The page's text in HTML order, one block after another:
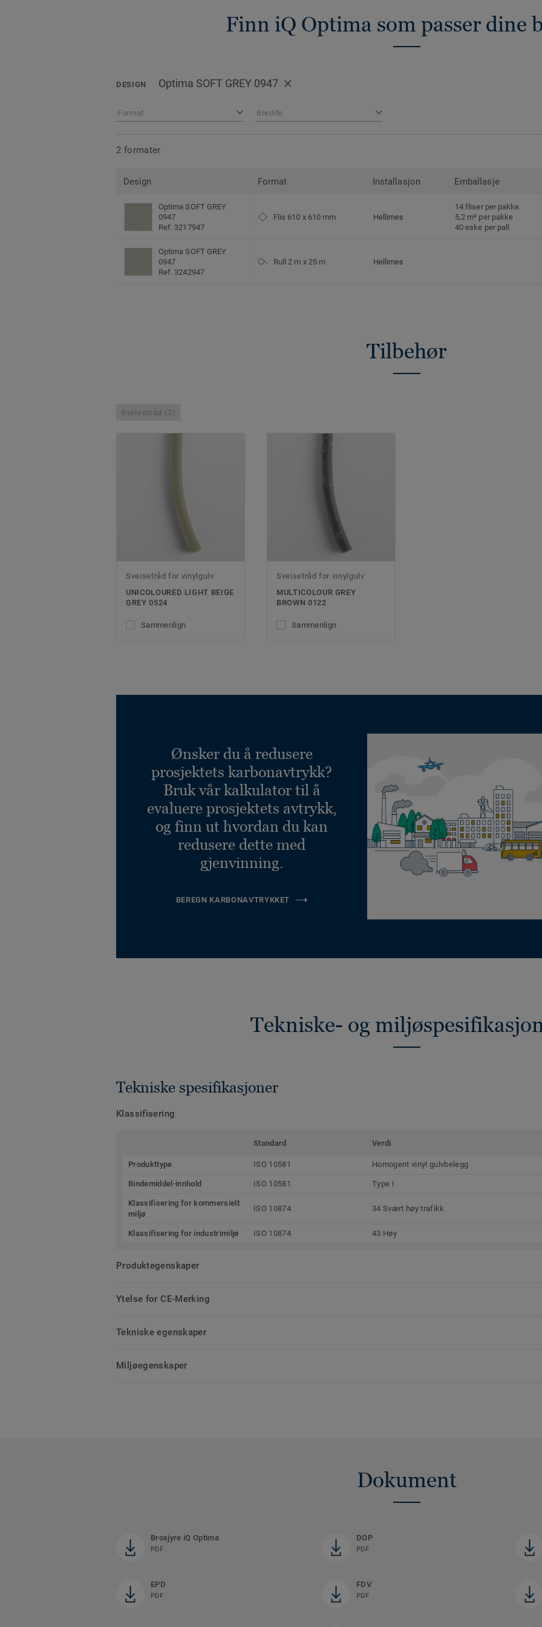
Finn iQ Optima som passer dine
DESIGN Optima SOFT GREY 0947
Format Bredde
2 formater
Design Format Installasjon Emballasje
Optima SOFT GREY
0947
Ref. 3217947
Flis 610 x 610 mm Hellimes
14 fliser per pakke
5,2 m² per pakke
40 eske per pall
Optima SOFT GREY
0947
Ref. 3242947
Rull 2 m x 25 m Hellimes
Tilbehør
Sveisetråd (2)
Sveisetråd for vinylgulv
UNICOLOURED LIGHT BEIGE
GREY 0524
Sammenlign
Sveisetråd for vinylgulv
MULTICOLOUR GREY
BROWN 0122
Sammenlign
Ønsker du å redusere
prosjektets karbonavtrykk?
Bruk vår kalkulator til å
evaluere prosjektets avtrykk,
og finn ut hvordan du kan
redusere dette med
gjenvinning.
BEREGN KARBONAVTRYKKET
Tekniske- og
Tekniske spesifikasjoner
Klassifisering
Standard Verdi
Produkttype ISO 10581 Homogent vinyl gulvbelegg
Bindemiddel-innhold ISO 10581 Type I
Klassifisering for kommersielt
miljø
ISO 10874 34 Svært høy trafikk
Klassifisering for industrimiljø ISO 10874 43 Høy
Produktegenskaper
Ytelse for CE-Merking
Tekniske egenskaper
Miljøegenskaper
Dokument
Brosjyre iQ Optima
PDF
DOP
PDF
EPD
PDF
FDV
PDF